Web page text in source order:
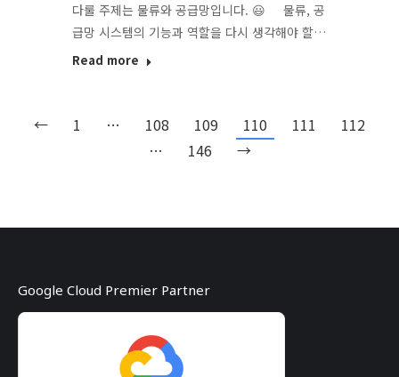
다룰 주제는 물류와 공급망입니다. 😃 물류, 공
급망 시스템의 기능과 역할을 다시 생각해야 할…
Read more
← 1 … 108 109 110 111
112
…
146 →
Google Cloud Premier Partner